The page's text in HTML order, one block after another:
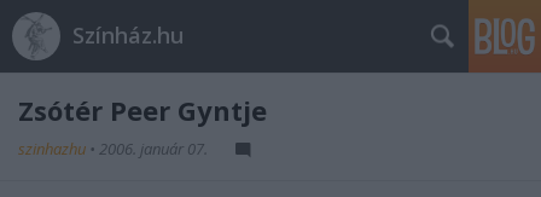
Színház.hu
Zsótér Peer Gyntje
szinhazhu • 2006. január 07.